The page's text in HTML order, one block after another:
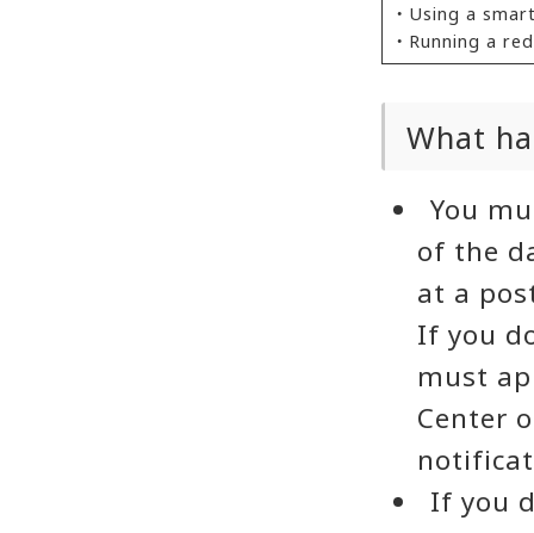
・Using a
・Running a
What
You
of the
at a
If you
must
Center
If you